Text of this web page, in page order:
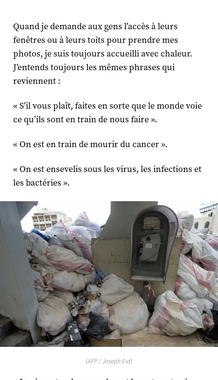
Quand je demande aux gens l’accès à leurs
fenêtres ou à leurs toits pour prendre mes
photos, je suis toujours accueilli avec chaleur.
J’entends toujours les mêmes phrases qui
reviennent :
« S’il vous plaît, faites en sorte que le monde voie
ce qu’ils sont en train de nous faire ».
« On est en train de mourir du cancer ».
« On est ensevelis sous les virus, les infections et
les bactéries ».
(AFP / Joseph Eid)